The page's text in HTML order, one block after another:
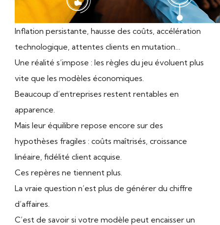
Inflation persistante, hausse des coûts, accélération
technologique, attentes clients en mutation…
Une réalité s’impose : les règles du jeu évoluent plus
vite que les modèles économiques.
Beaucoup d’entreprises restent rentables en
apparence.
Mais leur équilibre repose encore sur des
hypothèses fragiles : coûts maîtrisés, croissance
linéaire, fidélité client acquise.
Ces repères ne tiennent plus.
La vraie question n’est plus de générer du chiffre
d’affaires.
C’est de savoir si votre modèle peut encaisser un